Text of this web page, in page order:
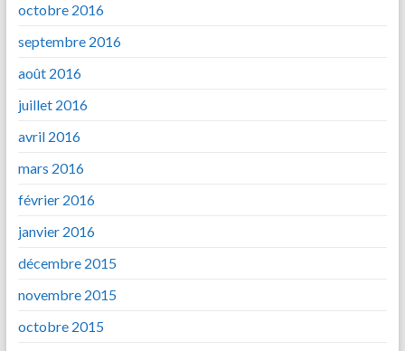
octobre 2016
septembre 2016
août 2016
juillet 2016
avril 2016
mars 2016
février 2016
janvier 2016
décembre 2015
novembre 2015
octobre 2015